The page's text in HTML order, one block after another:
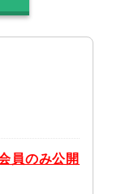
員のみ公開